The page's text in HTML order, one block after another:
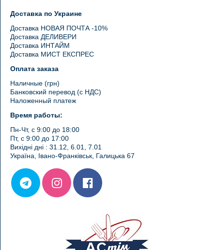
Доставка по Украине
Доставка НОВАЯ ПОЧТА -10%
Доставка ДЕЛИВЕРИ
Доставка ИНТАЙМ
Доставка МИСТ ЕКСПРЕС
Оплата заказа
Наличные (грн)
Банковский перевод (с НДС)
Наложенный платеж
Время работы:
Пн-Чт, с 9:00 до 18:00
Пт, с 9:00 до 17:00
Вихідні дні : 31.12, 6.01, 7.01
Україна, Івано-Франківськ, Галицька 67